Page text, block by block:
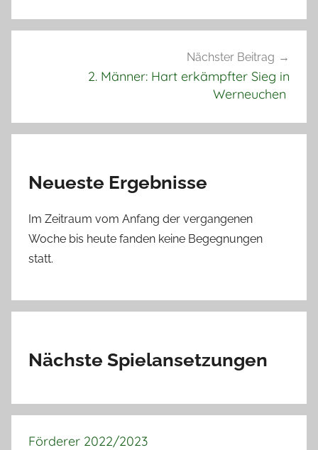
Nächster Beitrag
2. Männer: Hart erkämpfter Sieg in
Werneuchen
Neueste Ergebnisse
Im Zeitraum vom Anfang der vergangenen
Woche bis heute fanden keine Begegnungen
statt.
Nächste Spielansetzungen
Förderer 2022/2023